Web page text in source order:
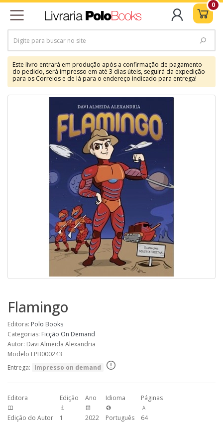
0
Este livro entrará em produção após a confirmação de pagamento
do pedido, será impresso em até 3 dias úteis, seguirá da expedição
para os Correios e de lá para o endereço indicado para entrega!
Flamingo
Editora: Polo Books
Categorias: Ficção On Demand
Autor: Davi Almeida Alexandria
Modelo LPB000243
Entrega: Impresso on demand
Editora
Edição do Autor
Edição
1
Ano
2022
Idioma
Português
Páginas
64